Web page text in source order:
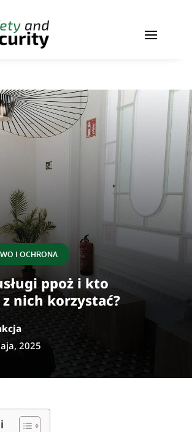
I OCHRONA
ppoż i kto
nich korzystać?
2025